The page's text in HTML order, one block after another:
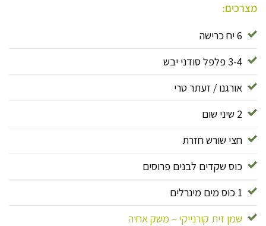
מצרכים:
6 יח כרישה
3-4 פלפל סודני יבש
אורגנו / זעתר טרי
2 שיני שום
חצי שורש חזרת
כוס שקדים לבנים פרוסים
1 כוס מים מינרלים
שמן זית קורנייקי – משק אחיה